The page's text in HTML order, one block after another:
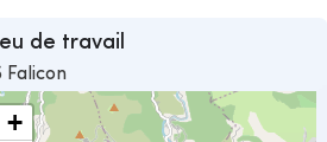
de travail
Falicon
+